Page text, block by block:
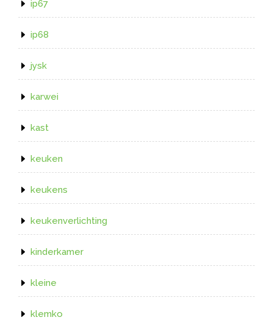
ip67
ip68
jysk
karwei
kast
keuken
keukens
keukenverlichting
kinderkamer
kleine
klemko